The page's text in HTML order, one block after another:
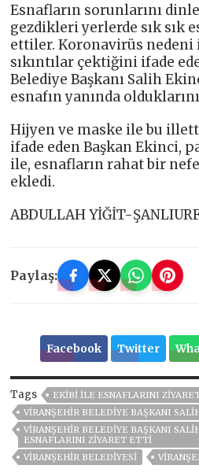
Esnafların sorunlarını
gezdikleri yerlerde sık sık
ettiler. Koronavirüs nedeni
sıkıntılar çektiğini ifade
Belediye Başkanı Salih
esnafın yanında
Hijyen ve maske ile bu
ifade eden Başkan Ekinci,
ile, esnafların rahat bir
ekledi.
ABDULLAH YİĞİT-
Paylaş:
Facebook Twitter
Tags
EKIBI ILE ESNAFLARINI
VIRANŞEHIR BELEDIYE BAŞKANI
VIRANŞEHIR BELEDIYE BAŞKANI
ESNAFLARINI ZIYARET ETTI
VİRANŞEHİR BELEDİYESİ